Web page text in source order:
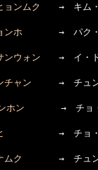
ョンムク →　キム・
ンホ →　パク・ヒジ
ンウォン →　イ・ド
チャン →　チュン
ホン →　チョ・ソ
→　チョ・ソン
ムク →　チュンボ